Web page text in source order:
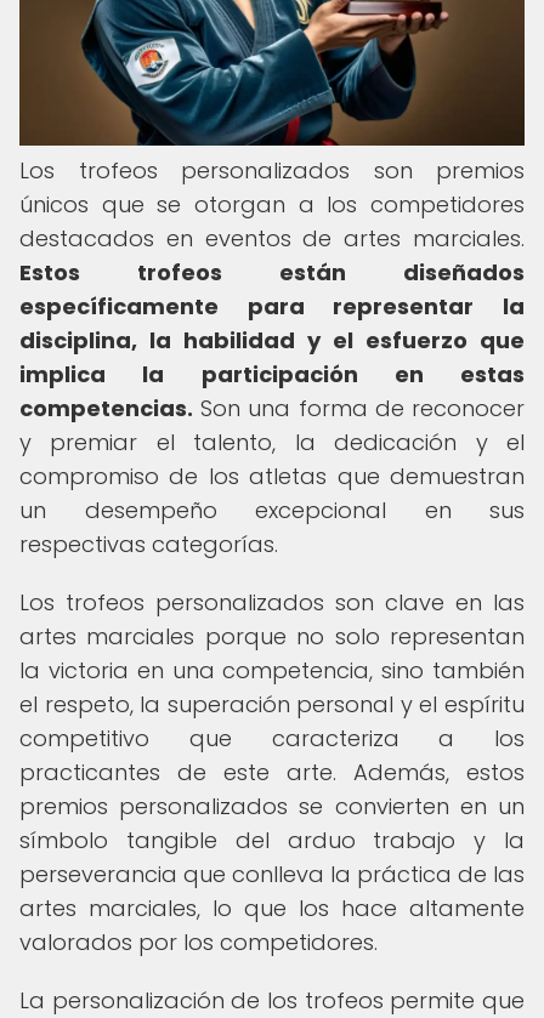
Los trofeos personalizados son premios
únicos que se otorgan a los competidores
destacados en eventos de artes marciales.
Estos trofeos están diseñados
específicamente para representar la
disciplina, la habilidad y el esfuerzo que
implica la participación en estas
competencias. Son una forma de reconocer
y premiar el talento, la dedicación y el
compromiso de los atletas que demuestran
un desempeño excepcional en sus
respectivas categorías.
Los trofeos personalizados son clave en las
artes marciales porque no solo representan
la victoria en una competencia, sino también
el respeto, la superación personal y el espíritu
competitivo que caracteriza a los
practicantes de este arte. Además, estos
premios personalizados se convierten en un
símbolo tangible del arduo trabajo y la
perseverancia que conlleva la práctica de las
artes marciales, lo que los hace altamente
valorados por los competidores.
La personalización de los trofeos permite que